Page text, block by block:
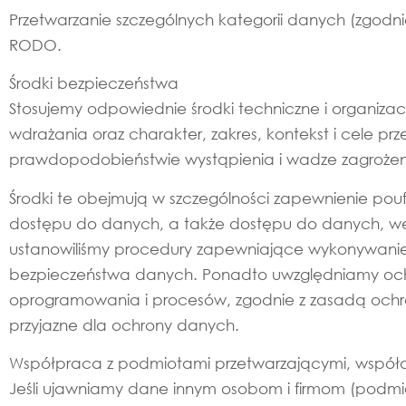
Przetwarzanie szczególnych kategorii danych
RODO.
Środki bezpieczeństwa
Stosujemy odpowiednie środki techniczne i
wdrażania oraz charakter, zakres, kontekst i cele
prawdopodobieństwie wystąpienia i wadze
Środki te obejmują w szczególności zapewnienie
dostępu do danych, a także dostępu do danych,
ustanowiliśmy procedury zapewniające
bezpieczeństwa danych. Ponadto uwzględniamy
oprogramowania i procesów, zgodnie z zasadą
przyjazne dla ochrony danych.
Współpraca z podmiotami przetwarzającymi,
Jeśli ujawniamy dane innym osobom i firmom